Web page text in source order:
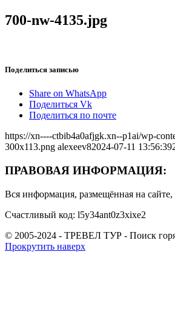
700-nw-4135.jpg
Поделиться записью
Share on WhatsApp
Поделиться Vk
Поделиться по почте
https://xn----ctbib4a0afjgk.xn--p1ai/wp-
300x113.png alexeev82024-07-11 13:56:39
ПРАВОВАЯ ИНФОРМАЦИЯ:
Вся информация, размещённая на
Счастливый код: l5y34ant0z3xixe2
© 2005-2024 - ТРЕВЕЛ ТУР - Поиск
Прокрутить наверх